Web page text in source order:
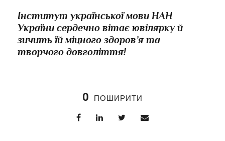
Інститут української мови НАН
України сердечно вітає ювілярку й
зичить їй міцного здоров’я та
творчого довголіття!
0 ПОШИРИТИ